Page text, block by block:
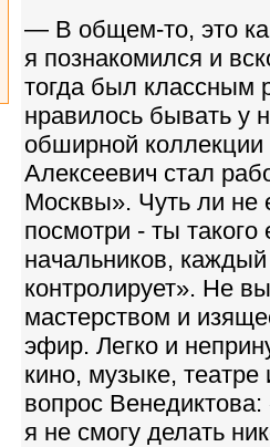
— В общем-то, это
я познакомился и
тогда был классным
нравилось бывать у
обширной
Алексеевич стал
Москвы». Чуть ли не
посмотри - ты
начальников, каждый
контролирует». Не
мастерством и
эфир. Легко и
кино, музыке,
вопрос
я не смогу делать